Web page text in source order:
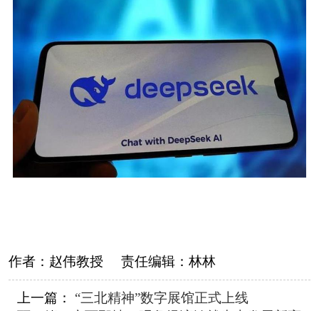
作者： 赵伟教授 责任编辑： 林林
上一篇：
“三北精神”数字展馆正式上线